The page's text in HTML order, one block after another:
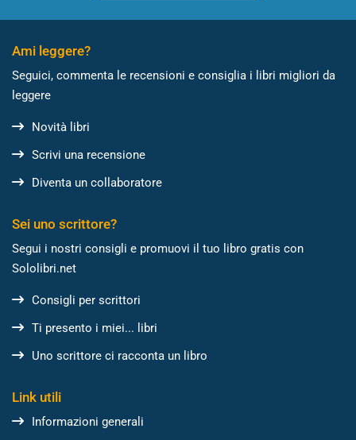
Ami leggere?
Seguici, commenta le recensioni e consiglia i libri migliori da
leggere
Novità libri
Scrivi una recensione
Diventa un collaboratore
Sei uno scrittore?
Segui i nostri consigli e promuovi il tuo libro gratis con
Sololibri.net
Consigli per scrittori
Ti presento i miei... libri
Uno scrittore ci racconta un libro
Link utili
Informazioni generali